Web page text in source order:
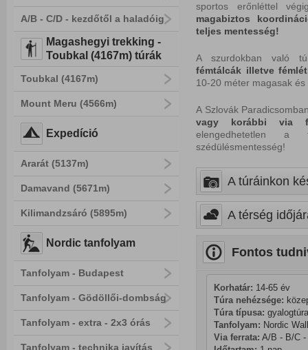
A/B - C/D - kezdőtől a haladóig
Magashegyi trekking -
Toubkal (4167m) túrák
Toubkal (4167m)
Mount Meru (4566m)
Expedíció
Ararát (5137m)
Damavand (5671m)
Kilimandzsáró (5895m)
Nordic tanfolyam
Tanfolyam - Budapest
Tanfolyam - Gödöllői-dombság
Tanfolyam - extra - 2x3 órás
Tanfolyam - technika javítás
sportos erőnléttel
magabiztos
teljes mentesség!
A szurdokban való
fémtálcák illetve
10-20 méter magasak
A Szlovák
vagy korábbi via
elengedhetetlen a
szédülésmentesség!
A túráinkon
A térség
Fontos
Korhatár: 14-65 év
Túra nehézsége:
Túra típusa:
Tanfolyam: Nordic
Via ferrata: A/B - B/C -